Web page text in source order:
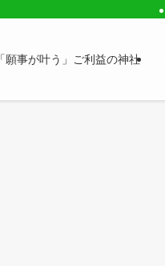
「願事が叶う」ご利益の神社